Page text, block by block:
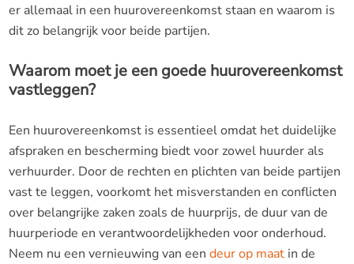
er allemaal in een huurovereenkomst staan en waarom is
dit zo belangrijk voor beide partijen.
Waarom moet je een goede huurovereenkomst
vastleggen?
Een huurovereenkomst is essentieel omdat het duidelijke
afspraken en bescherming biedt voor zowel huurder als
verhuurder. Door de rechten en plichten van beide partijen
vast te leggen, voorkomt het misverstanden en conflicten
over belangrijke zaken zoals de huurprijs, de duur van de
huurperiode en verantwoordelijkheden voor onderhoud.
Neem nu een vernieuwing van een deur op maat in de